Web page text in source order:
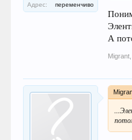
Адрес:
переменчиво
А
Migrant